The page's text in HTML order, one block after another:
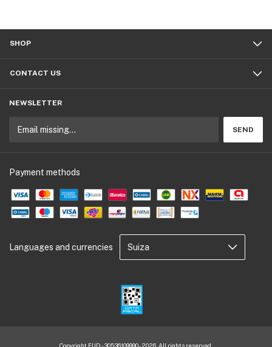
SHOP
CONTACT US
NEWSLETTER
Payment methods
Languages and currencies
Copyright EUD - 30536109990 - 2026. All rights reserved.